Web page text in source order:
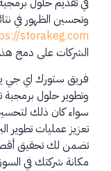
وتحسين الظهور في
storakeg.com/
الشركات على دمج هذه
فريق ستورك اي جي
وتطوير حلول
سواء كان ذلك
تعزيز عمليات تطوير
تضمن لك تحقيق
مكانة شركتك في